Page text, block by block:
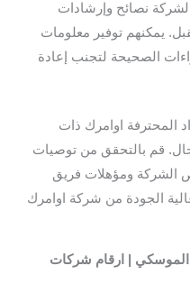
نصائح وإرشادات
يمكنهم توفير معلومات
الصحيحة لتجنب إعادة
المحترفة اوامرك ذات
قم بالتحقق من توصيات
الشركة ومؤهلات فريق
الجودة من شركة اوامرك
| ارقام شركات